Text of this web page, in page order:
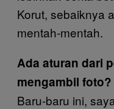
Korut, sebaiknya
mentah-mentah.
Ada aturan dari
mengambil foto?
Baru-baru ini,